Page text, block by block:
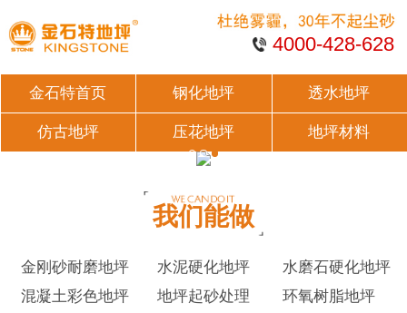
4000-428-628
金石特首页 钢化地坪 透水地坪
仿古地坪 压花地坪 地坪材料
我们能做
金刚砂耐磨地坪 水泥硬化地坪
水磨石硬化地坪
混凝土彩色地坪
地坪起砂处理
环氧树脂地坪